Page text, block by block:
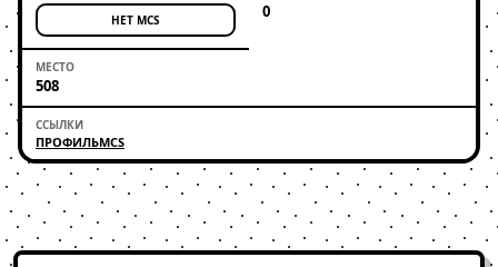
НЕТ MCS 0
508
ПРОФИЛЬMCS